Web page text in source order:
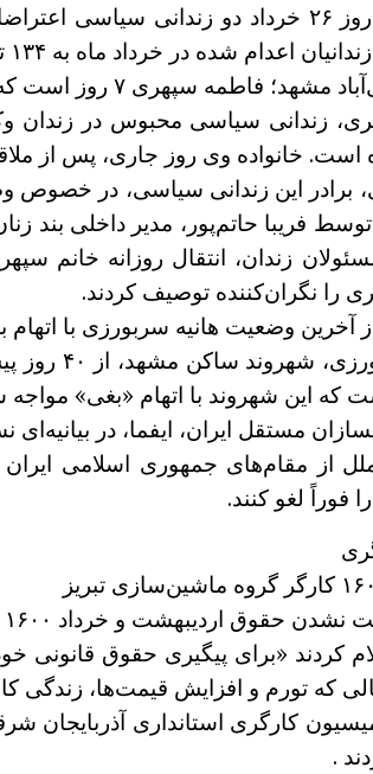
اعدام شده در خرداد ماه به ۱۳۴ تن رسیده است. …
فاطمه سپهری ۷ روز است که در اعتصاب به سر می‌برد
است. خانواده وی روز جاری، پس از
توسط فریبا حاتم‌پور، مدیر داخلی بند
مسئولان زندان، انتقال روزانه
را نگران‌کننده توصیف کردند.
آخرین وضعیت هانیه سربورزی با اتهام
-هانیه
که این شهروند با اتهام «بغی»
مستقل ایران، ایفما، در
از مقام‌های جمهوری اسلامی
فوراً لغو کنند.
خرداد ۱۶۰۰ کارگر گروه ماشین‌سازی تبریز، کارگران روز سه‌شنبه ۲ تیرماه ۱۴۰۵ اعتصاب کردند.
که تورم و افزایش قیمت‌ها، زندگی
کارگری استانداری آذربایجان
.